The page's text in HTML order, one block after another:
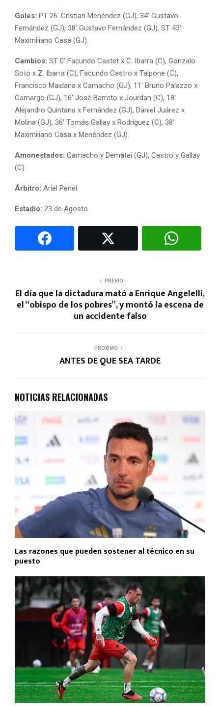
Goles: PT 26′ Cristian Menéndez (GJ), 34′ Gustavo
Fernández (GJ), 38′ Gustavo Fernández (GJ), ST 43′
Maximiliano Casa (GJ).
Cambios: ST 0′ Facundo Castet x C. Ibarra (C), Gonzalo
Soto x Z. Ibarra (C), Facundo Castro x Talpone (C),
Francisco Maidana x Camacho (GJ), 11′ Bruno Palazzo x
Camargo (GJ), 16′ José Barreto x Jourdan (C), 18′
Alejandro Quintana x Fernández (GJ), Daniel Juárez x
Molina (GJ), 36′ Tomás Gallay x Rodríguez (C), 38′
Maximiliano Casa x Menéndez (GJ).
Amonestados: Camacho y Dematei (GJ), Castro y Gallay
(C).
Árbitro: Ariel Penel
Estadio: 23 de Agosto
PREVIO
El día que la dictadura mató a Enrique Angelelli,
el “obispo de los pobres”, y montó la escena de
un accidente falso
PROXIMO
ANTES DE QUE SEA TARDE
NOTICIAS RELACIONADAS
Las razones que pueden sostener al técnico en su
puesto